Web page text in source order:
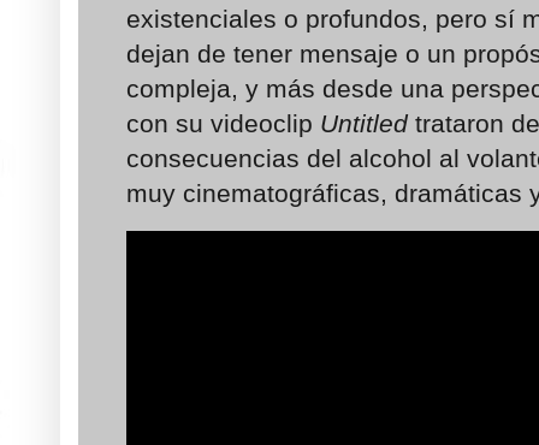
existenciales o profundos, pero sí
dejan de tener mensaje o un
compleja, y más desde una
con su videoclip Untitledtrataron
consecuencias del alcohol al
muy cinematográficas, dramáticas